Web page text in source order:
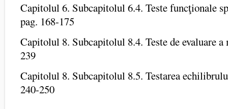
Capitolul 6. Subcapitolul 6.4. Teste funcţionale
pag. 168-175
Capitolul 8. Subcapitolul 8.4. Teste de evaluare
239
Capitolul 8. Subcapitolul 8.5. Testarea
240-250